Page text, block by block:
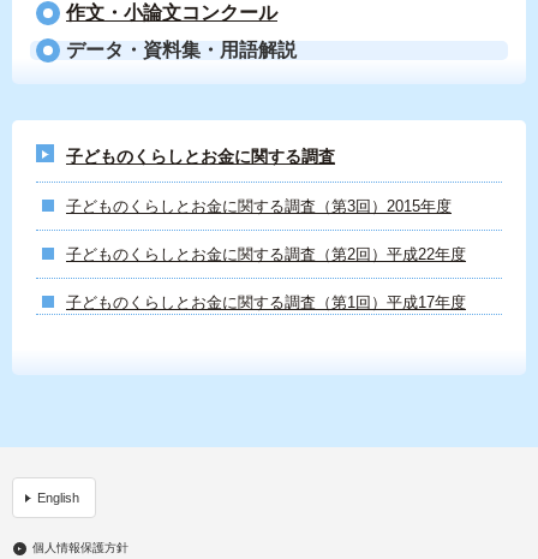
作文・小論文コンクール
データ・資料集・用語解説
子どものくらしとお金に関する調査
子どものくらしとお金に関する調査（第3回）2015年度
子どものくらしとお金に関する調査（第2回）平成22年度
子どものくらしとお金に関する調査（第1回）平成17年度
English
個人情報保護方針